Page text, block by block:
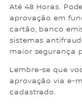
Até 48 Horas.
aprovação em
cartão, banco
sistemas
maior segurança
Lembre-se que
aprovação via e-
cadastrado.